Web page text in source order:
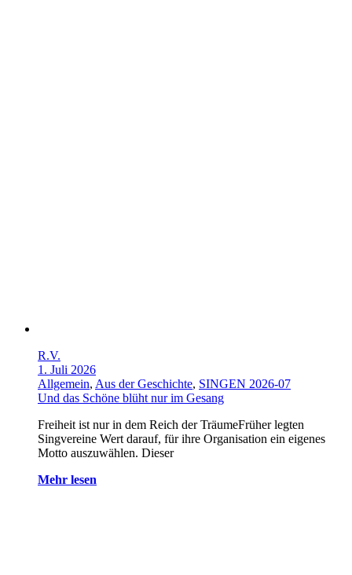
R.V.
1. Juli 2026
Allgemein, Aus der Geschichte, SINGEN 2026-07
Und das Schöne blüht nur im Gesang
Freiheit ist nur in dem Reich der TräumeFrüher legten
Singvereine Wert darauf, für ihre Organisation ein eigenes
Motto auszuwählen. Dieser
Mehr lesen